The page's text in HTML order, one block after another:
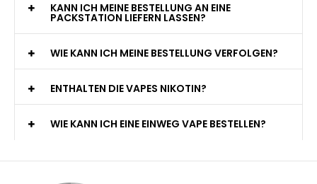
KANN ICH MEINE BESTELLUNG AN EINE
PACKSTATION LIEFERN LASSEN?
WIE KANN ICH MEINE BESTELLUNG VERFOLGEN?
ENTHALTEN DIE VAPES NIKOTIN?
WIE KANN ICH EINE EINWEG VAPE BESTELLEN?